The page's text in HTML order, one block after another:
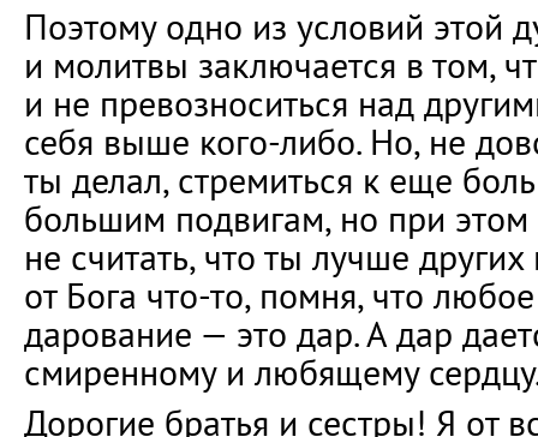
Поэтому одно из условий этой
и молитвы заключается в том,
и не превозноситься над
себя выше кого-либо. Но, не
ты делал, стремиться к еще
большим подвигам, но при
не считать, что ты лучше
от Бога что-то, помня, что
дарование — это дар. А дар
смиренному и любящему
Дорогие братья и сестры! Я от